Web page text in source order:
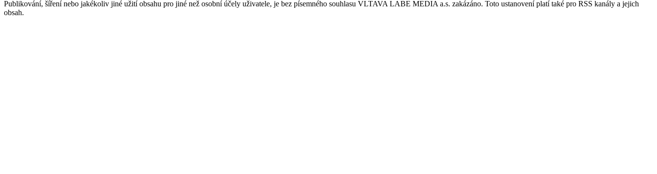
Publikování, šíření nebo jakékoliv jiné užití obsahu pro jiné než osobní účely uživatele, je bez písemného souhlasu VLTAVA LABE MEDIA a.s. zakázáno. Toto ustanovení platí také pro RSS kanály a jejich
obsah.